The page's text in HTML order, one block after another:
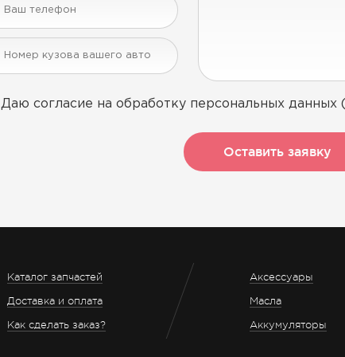
Даю согласие на обработку персональных данных (
Оставить заявку
Каталог запчастей
Доставка и оплата
Как сделать заказ?
Аксессуары
Масла
Аккумуляторы